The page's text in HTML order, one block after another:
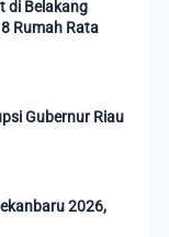
di Belakang
Rumah Rata
Gubernur Riau
2026,